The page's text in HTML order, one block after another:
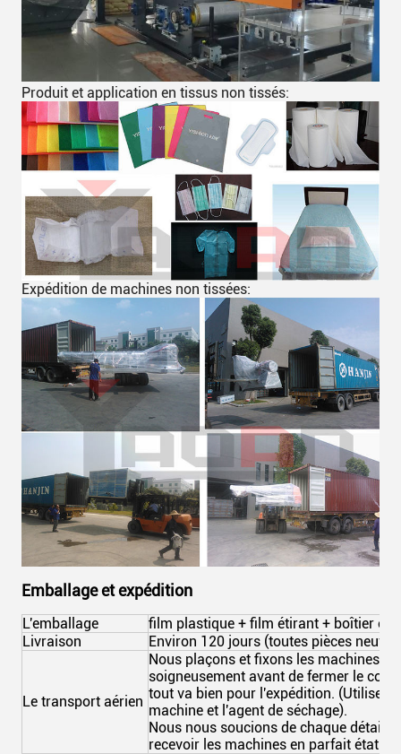
Produit et application en tissus non tissés:
Expédition de machines non tissées:
Emballage et expédition
L'emballage
film plastique + film étirant + boîtier en
Livraison
Environ 120 jours (toutes pièces
Le transport aérien
Nous plaçons et fixons les machines
soigneusement avant de fermer le
tout va bien pour l'expédition. (Utiliser
machine et l'agent de séchage).
Nous nous soucions de chaque détail
recevoir les machines en parfait état.